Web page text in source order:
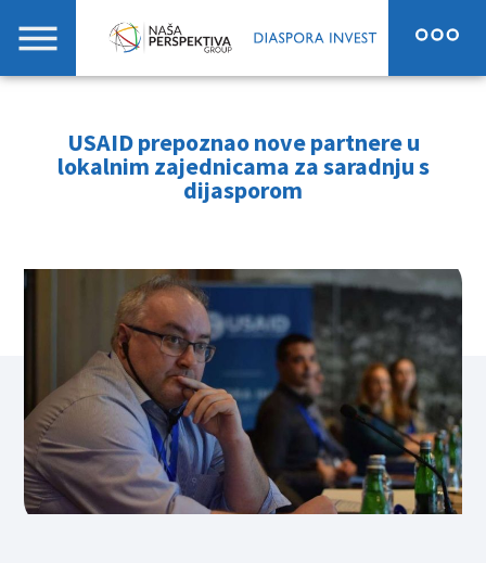
USAID prepoznao nove partnere u
lokalnim zajednicama za saradnju s
dijasporom